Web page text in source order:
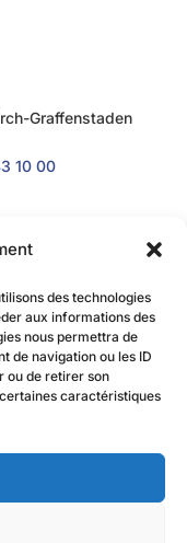
des technologies
aux informations des
nous permettra de
de navigation ou les ID
ou de retirer son
caractéristiques
Graffenstaden
10 00
au titre de la